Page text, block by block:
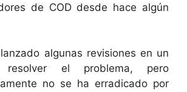
de COD desde hace algún
algunas revisiones en un
el problema, pero
no se ha erradicado por